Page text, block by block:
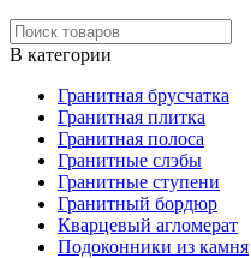
В категории
Гранитная брусчатка
Гранитная плитка
Гранитная полоса
Гранитные слэбы
Гранитные ступени
Гранитный бордюр
Кварцевый агломерат
Подоконники из камня